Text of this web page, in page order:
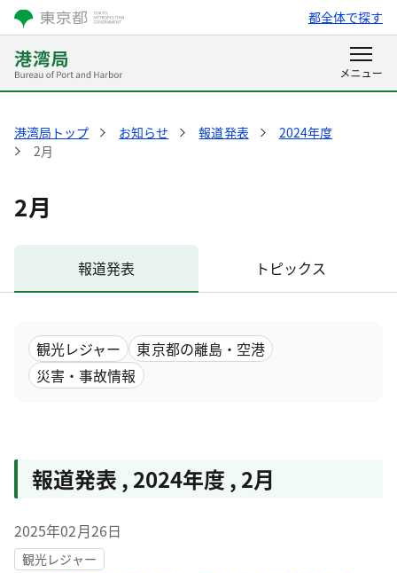
都全体で探す
港湾局トップ お知らせ 報道発表
2024年度
2月
2月
報道発表 トピックス
観光レジャー
東京都の離島・空港
災害・事故情報
報道発表 , 2024年度 , 2月
2025年02月26日
観光レジャー